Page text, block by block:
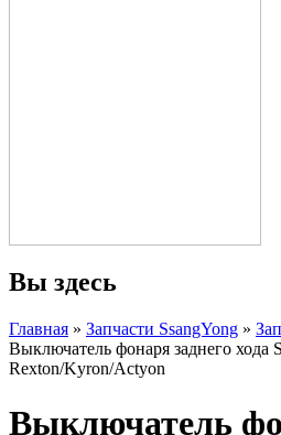
Вы здесь
Главная » Запчасти SsangYong »
Выключатель фонаря заднего хода
Rexton/Kyron/Actyon
Выключатель